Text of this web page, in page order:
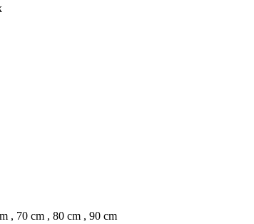
, 70 cm , 80 cm , 90 cm